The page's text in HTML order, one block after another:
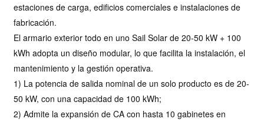
estaciones de carga, edificios comerciales e instalaciones de
fabricación.
El armario exterior todo en uno Sail Solar de 20-50 kW + 100
kWh adopta un diseño modular, lo que facilita la instalación, el
mantenimiento y la gestión operativa.
1) La potencia de salida nominal de un solo producto es de 20-
50 kW, con una capacidad de 100 kWh;
2) Admite la expansión de CA con hasta 10 gabinetes en